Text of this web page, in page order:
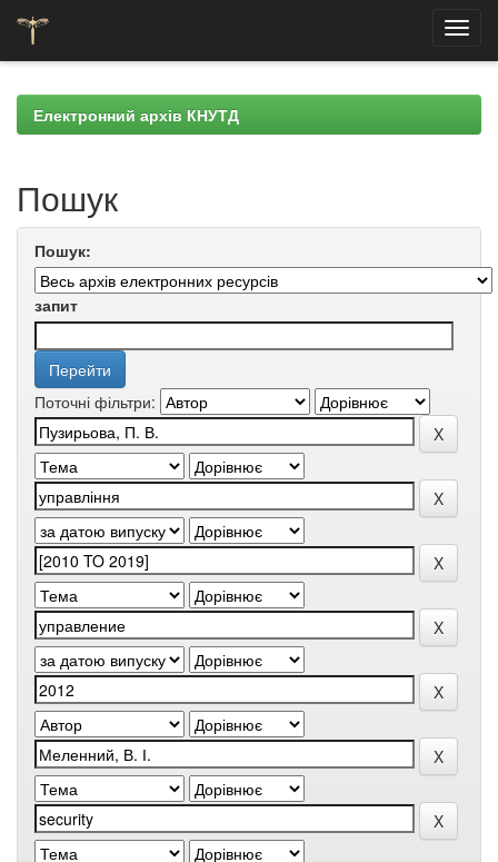
navigationЕлектронний архів КНУТД
Пошук
Пошук:
запит
Поточні фільтри: